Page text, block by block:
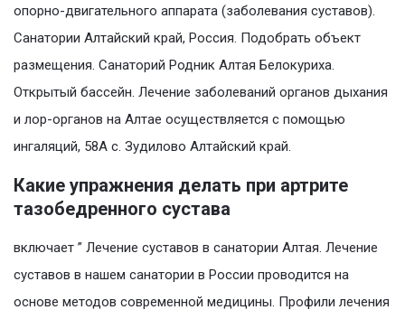
опорно-двигательного аппарата (заболевания суставов).
Санатории Алтайский край, Россия. Подобрать объект
размещения. Санаторий Родник Алтая Белокуриха.
Открытый бассейн. Лечение заболеваний органов дыхания
и лор-органов на Алтае осуществляется с помощью
ингаляций, 58А с. Зудилово Алтайский край.
Какие упражнения делать при артрите
тазобедренного сустава
включает ” Лечение суставов в санатории Алтая. Лечение
суставов в нашем санатории в России проводится на
основе методов современной медицины. Профили лечения